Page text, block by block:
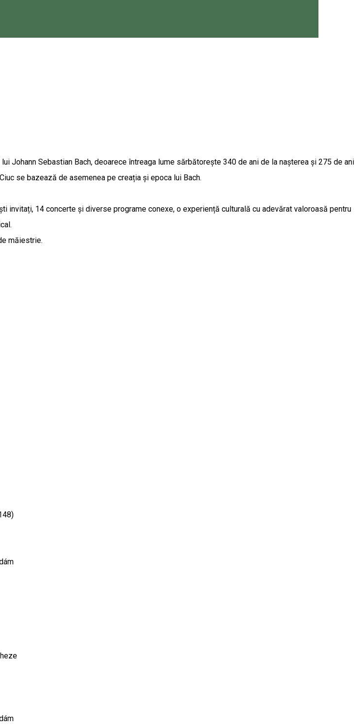
Johann Sebastian Bach, deoarece întreaga lume sărbătorește 340 de ani de la nașterea și 275 de ani
se bazează de asemenea pe creația și epoca lui Bach.
invitați, 14 concerte și diverse programe conexe, o experiență culturală cu adevărat valoroasă pentru
măiestrie.